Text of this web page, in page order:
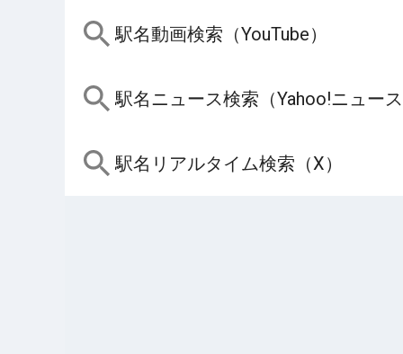
駅名動画検索（YouTube）
駅名ニュース検索（Yahoo!ニュー
駅名リアルタイム検索（X）